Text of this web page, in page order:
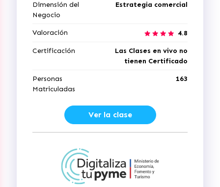
Dimensión del
Negocio
Estrategia comercial
Valoración 4.8
Certificación
Las Clases en vivo no
tienen Certificado
Personas
Matriculadas
163
Ver la clase